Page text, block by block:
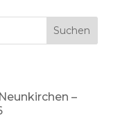
Suchen
–